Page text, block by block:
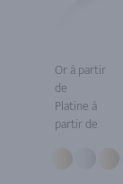
Or à partir
de
Platine à
partir de